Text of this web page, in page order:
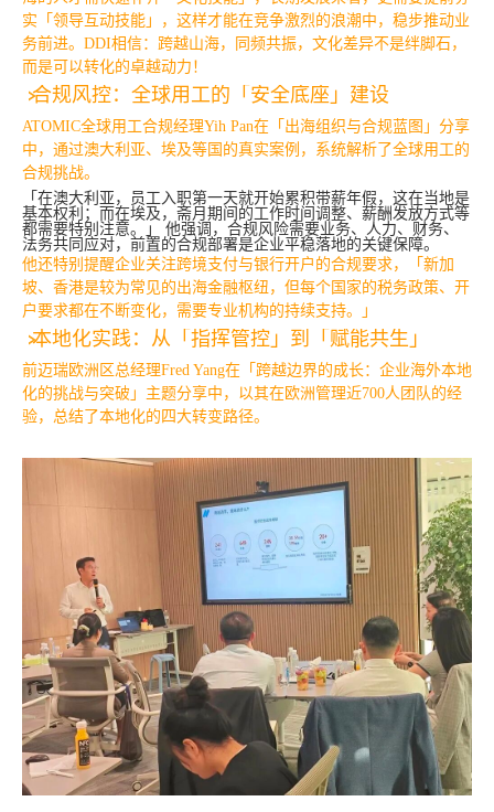
实「领导互动技能」，这样才能在竞争激烈的浪潮中，稳步推动业
务前进。DDI相信：跨越山海，同频共振，文化差异不是绊脚石，
而是可以转化的卓越动力！
合规风控：全球用工的「安全底座」建设
ATOMIC全球用工合规经理Yih Pan在「出海组织与合规蓝图」分享
中，通过澳大利亚、埃及等国的真实案例，系统解析了全球用工的
合规挑战。
「在澳大利亚，员工入职第一天就开始累积带薪年假，这在当地是
基本权利；而在埃及，斋月期间的工作时间调整、薪酬发放方式等
都需要特别注意。」 他强调，合规风险需要业务、人力、财务、
法务共同应对，前置的合规部署是企业平稳落地的关键保障。
他还特别提醒企业关注跨境支付与银行开户的合规要求，「新加
坡、香港是较为常见的出海金融枢纽，但每个国家的税务政策、开
户要求都在不断变化，需要专业机构的持续支持。」
本地化实践：从「指挥管控」到「赋能共生」
前迈瑞欧洲区总经理Fred Yang在「跨越边界的成长：企业海外本地
化的挑战与突破」主题分享中，以其在欧洲管理近700人团队的经
验，总结了本地化的四大转变路径。